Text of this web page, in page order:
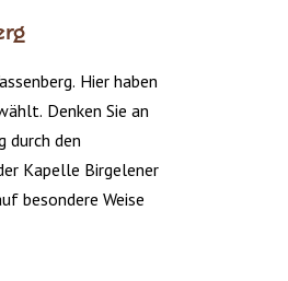
Hier haben
Denken Sie an
durch den
Kapelle Birgelener
besondere Weise